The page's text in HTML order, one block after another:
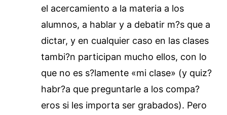
el acercamiento a la materia a los
alumnos, a hablar y a debatir m?s que a
dictar, y en cualquier caso en las clases
tambi?n participan mucho ellos, con lo
que no es s?lamente «mi clase» (y quiz?
habr?a que preguntarle a los compa?
eros si les importa ser grabados). Pero